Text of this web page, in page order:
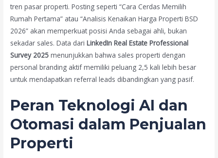
tren pasar properti. Posting seperti “Cara Cerdas Memilih
Rumah Pertama” atau “Analisis Kenaikan Harga Properti BSD
2026” akan memperkuat posisi Anda sebagai ahli, bukan
sekadar sales. Data dariLinkedIn Real Estate Professional
Survey 2025 menunjukkan bahwa sales properti dengan
personal branding aktif memiliki peluang 2,5 kali lebih besar
untuk mendapatkan referral leads dibandingkan yang pasif.
Peran Teknologi AI dan
Otomasi dalam Penjualan
Properti